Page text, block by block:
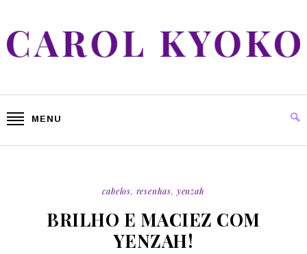
MENU
cabelos, resenhas, yenzah
BRILHO E MACIEZ COM
YENZAH!